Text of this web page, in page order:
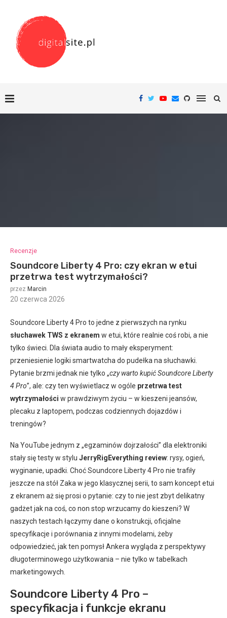
Recenzje
Soundcore Liberty 4 Pro: czy ekran w etui
przetrwa test wytrzymałości?
przez Marcin
20 czerwca 2026
Soundcore Liberty 4 Pro to jedne z pierwszych na rynku
słuchawek TWS z ekranem w etui, które realnie coś robi, a nie
tylko świeci. Dla świata audio to mały eksperyment:
przeniesienie logiki smartwatcha do pudełka na słuchawki.
Pytanie brzmi jednak nie tylko „czy warto kupić Soundcore Liberty
4 Pro”, ale: czy ten wyświetlacz w ogóle przetrwa test
wytrzymałości w prawdziwym życiu – w kieszeni jeansów,
plecaku z laptopem, podczas codziennych dojazdów i
treningów?
Na YouTube jednym z „egzaminów dojrzałości” dla elektroniki
stały się testy w stylu JerryRigEverything review: rysy, ogień,
wyginanie, upadki. Choć Soundcore Liberty 4 Pro nie trafiły
jeszcze na stół Zaka w jego klasycznej serii, to sam koncept etui
z ekranem aż się prosi o pytanie: czy to nie jest zbyt delikatny
gadżet jak na coś, co non stop wrzucamy do kieszeni? W
naszych testach łączymy dane o konstrukcji, oficjalne
specyfikacje i porównania z innymi modelami, żeby
odpowiedzieć, jak ten pomysł Ankera wygląda z perspektywy
długoterminowego użytkowania – nie tylko w tabelkach
marketingowych.
Soundcore Liberty 4 Pro –
specyfikacja i funkcje ekranu